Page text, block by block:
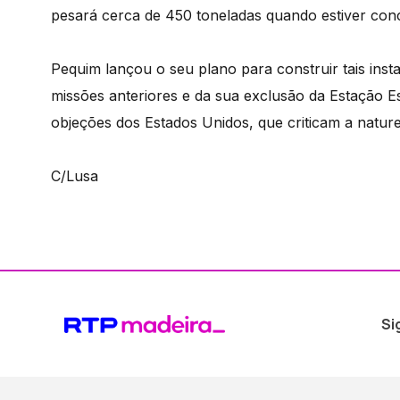
pesará cerca de 450 toneladas quando estiver
Pequim lançou o seu plano para construir tais
missões anteriores e da sua exclusão da Estação
objeções dos Estados Unidos, que criticam a
C/Lusa